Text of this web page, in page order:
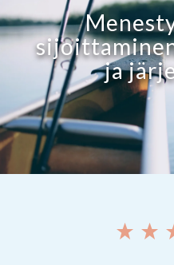
ja